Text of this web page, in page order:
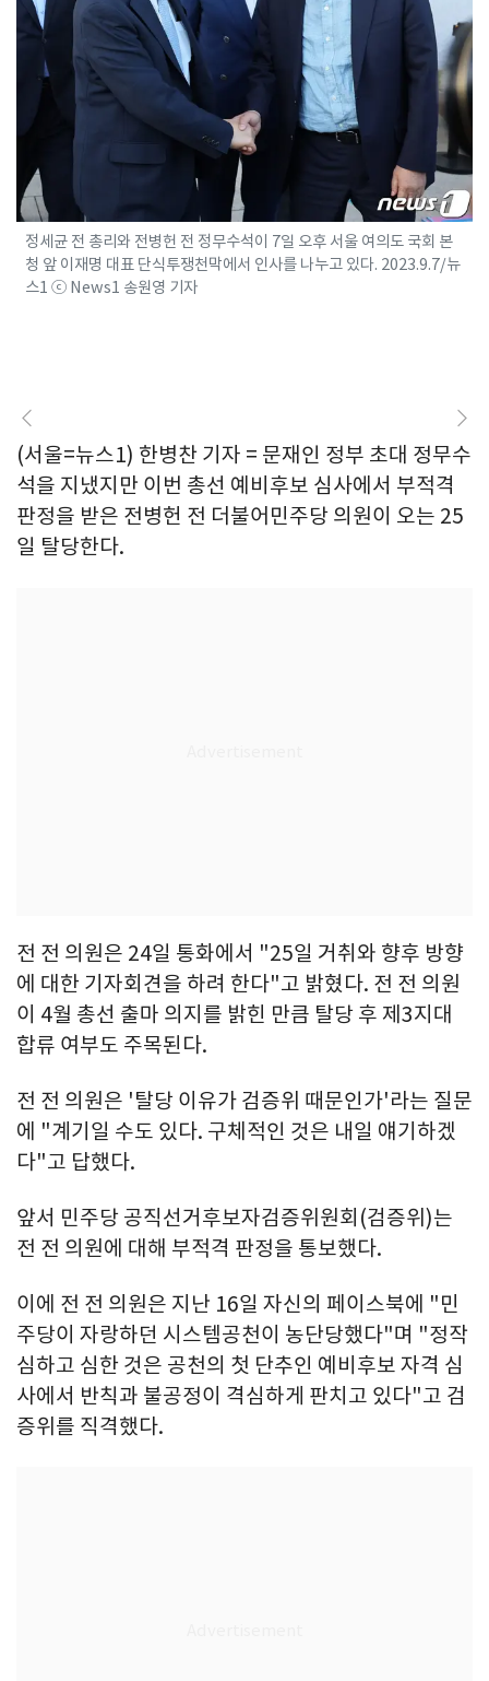
정세균 전 총리와 전병헌 전 정무수석이 7일 오후 서울 여의도 국회 본
청 앞 이재명 대표 단식투쟁천막에서 인사를 나누고 있다. 2023.9.7/뉴
스1 ⓒ News1 송원영 기자
(서울=뉴스1) 한병찬 기자 = 문재인 정부 초대 정무수
석을 지냈지만 이번 총선 예비후보 심사에서 부적격
판정을 받은 전병헌 전 더불어민주당 의원이 오는 25
일 탈당한다.
전 전 의원은 24일 통화에서 "25일 거취와 향후 방향
에 대한 기자회견을 하려 한다"고 밝혔다. 전 전 의원
이 4월 총선 출마 의지를 밝힌 만큼 탈당 후 제3지대
합류 여부도 주목된다.
전 전 의원은 '탈당 이유가 검증위 때문인가'라는 질문
에 "계기일 수도 있다. 구체적인 것은 내일 얘기하겠
다"고 답했다.
앞서 민주당 공직선거후보자검증위원회(검증위)는
전 전 의원에 대해 부적격 판정을 통보했다.
이에 전 전 의원은 지난 16일 자신의 페이스북에 "민
주당이 자랑하던 시스템공천이 농단당했다"며 "정작
심하고 심한 것은 공천의 첫 단추인 예비후보 자격 심
사에서 반칙과 불공정이 격심하게 판치고 있다"고 검
증위를 직격했다.